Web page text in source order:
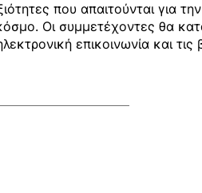
που απαιτούνται για
Οι συμμετέχοντες θα
επικοινωνία και